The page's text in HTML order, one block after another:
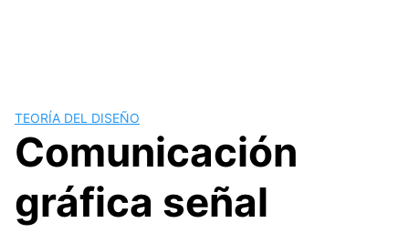
TEORÍA DEL DISEÑO
Comunicación
gráfica señal